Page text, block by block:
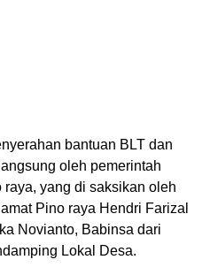
bantuan BLT dan
oleh pemerintah
yang di saksikan oleh
Pino raya Hendri Farizal
Novianto, Babinsa dari
Lokal Desa.